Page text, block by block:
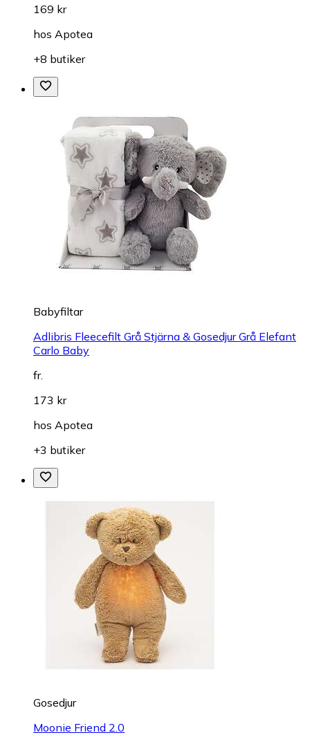
169 kr
hos Apotea
+8 butiker
Babyfiltar
Adlibris Fleecefilt Grå Stjärna & Gosedjur Grå Elefant
Carlo Baby
fr.
173 kr
hos Apotea
+3 butiker
Gosedjur
Moonie Friend 2.0